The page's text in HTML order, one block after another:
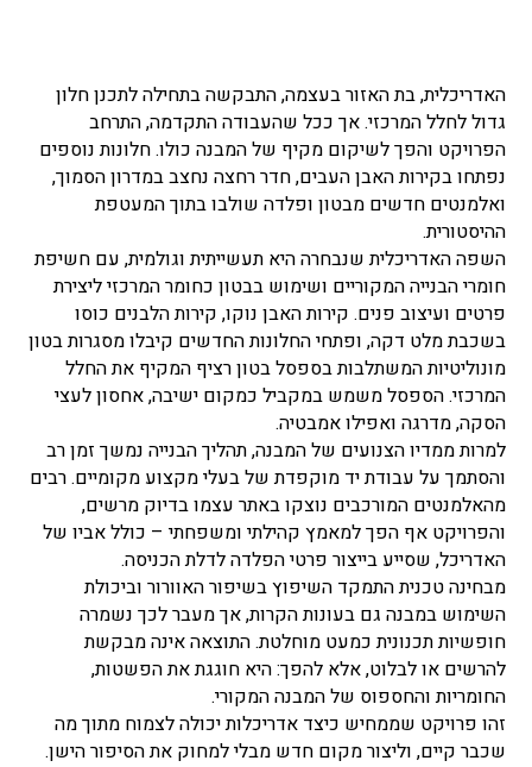
האדריכלית, בת האזור בעצמה, התבקשה בתחילה לתכנן חלון
גדול לחלל המרכזי. אך ככל שהעבודה התקדמה, התרחב
הפרויקט והפך לשיקום מקיף של המבנה כולו. חלונות נוספים
נפתחו בקירות האבן העבים, חדר רחצה נחצב במדרון הסמוך,
ואלמנטים חדשים מבטון ופלדה שולבו בתוך המעטפת
ההיסטורית.
השפה האדריכלית שנבחרה היא תעשייתית וגולמית, עם חשיפת
חומרי הבנייה המקוריים ושימוש בבטון כחומר המרכזי ליצירת
פרטים ועיצוב פנים. קירות האבן נוקו, קירות הלבנים כוסו
בשכבת מלט דקה, ופתחי החלונות החדשים קיבלו מסגרות בטון
מונוליטיות המשתלבות בספסל בטון רציף המקיף את החלל
המרכזי. הספסל משמש במקביל כמקום ישיבה, אחסון לעצי
הסקה, מדרגה ואפילו אמבטיה.
למרות ממדיו הצנועים של המבנה, תהליך הבנייה נמשך זמן רב
והסתמך על עבודת יד מוקפדת של בעלי מקצוע מקומיים. רבים
מהאלמנטים המורכבים נוצקו באתר עצמו בדיוק מרשים,
והפרויקט אף הפך למאמץ קהילתי ומשפחתי – כולל אביו של
האדריכל, שסייע בייצור פרטי הפלדה לדלת הכניסה.
מבחינה טכנית התמקד השיפוץ בשיפור האוורור וביכולת
השימוש במבנה גם בעונות הקרות, אך מעבר לכך נשמרה
חופשיות תכנונית כמעט מוחלטת. התוצאה אינה מבקשת
להרשים או לבלוט, אלא להפך: היא חוגגת את הפשטות,
החומריות והחספוס של המבנה המקורי.
זהו פרויקט שממחיש כיצד אדריכלות יכולה לצמוח מתוך מה
שכבר קיים, וליצור מקום חדש מבלי למחוק את הסיפור הישן.